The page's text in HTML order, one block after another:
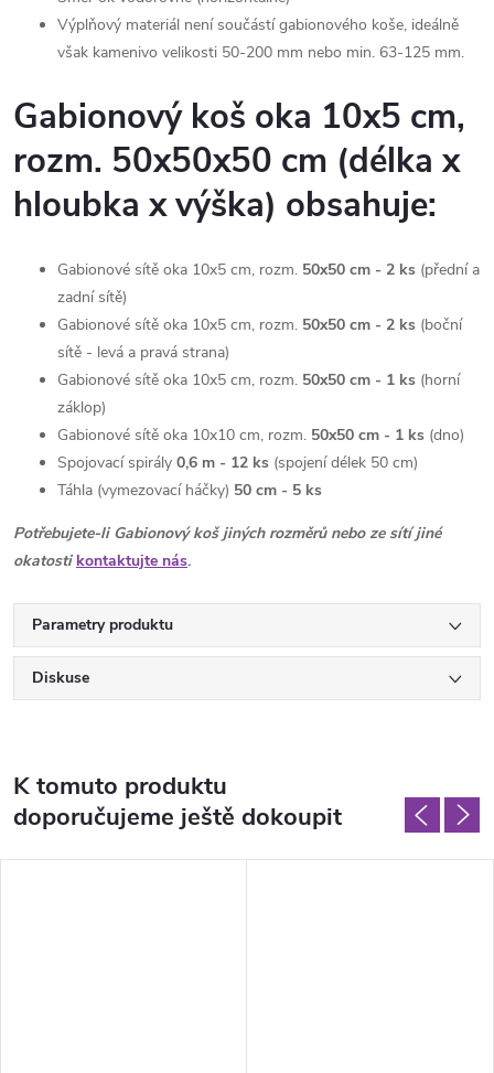
Výplňový materiál není součástí gabionového koše, ideálně
však kamenivo velikosti 50-200 mm nebo min. 63-125 mm.
Gabionový koš oka 10x5 cm,
rozm. 50x50x50 cm (délka x
hloubka x výška) obsahuje:
Gabionové sítě oka 10x5 cm, rozm. 50x50 cm - 2 ks (přední a
zadní sítě)
Gabionové sítě oka 10x5 cm, rozm. 50x50 cm - 2 ks (boční
sítě - levá a pravá strana)
Gabionové sítě oka 10x5 cm, rozm. 50x50 cm - 1 ks (horní
záklop)
Gabionové sítě oka 10x10 cm, rozm. 50x50 cm - 1 ks (dno)
Spojovací spirály 0,6 m - 12 ks (spojení délek 50 cm)
Táhla (vymezovací háčky) 50 cm - 5 ks
Potřebujete-li Gabionový koš jiných rozměrů nebo ze sítí jiné
okatosti kontaktujte nás.
Parametry produktu
Diskuse
K tomuto produktu
doporučujeme ještě dokoupit